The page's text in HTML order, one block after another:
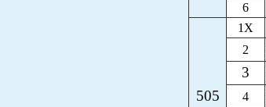
6
505
1X
2
3
4